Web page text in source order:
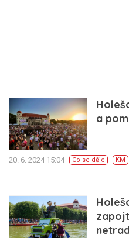
a
20. 6. 2024 15:04 Co se děje KM